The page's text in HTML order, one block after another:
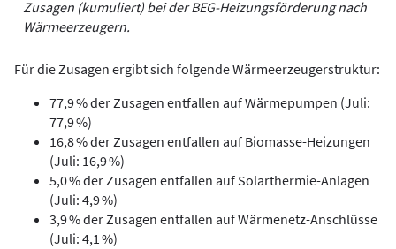
Zusagen (kumuliert) bei der BEG-Heizungsförderung nach
Wärmeerzeugern.
Für die Zusagen ergibt sich folgende Wärmeerzeugerstruktur:
77,9 % der Zusagen entfallen auf Wärmepumpen (Juli:
77,9 %)
16,8 % der Zusagen entfallen auf Biomasse-Heizungen
(Juli: 16,9 %)
5,0 % der Zusagen entfallen auf Solarthermie-Anlagen
(Juli: 4,9 %)
3,9 % der Zusagen entfallen auf Wärmenetz-Anschlüsse
(Juli: 4,1 %)